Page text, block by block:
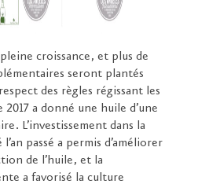
croissance, et plus de
seront plantés
des règles régissant les
2017 a donné une huile d’une
L’investissement dans la
passé a permis d’améliorer
de l’huile, et la
a favorisé la culture